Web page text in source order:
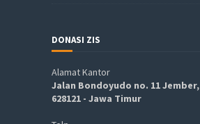
DONASI ZIS
Alamat Kantor
Jalan Bondoyudo no. 11 Jember,
628121 - Jawa Timur